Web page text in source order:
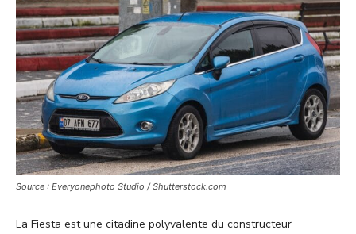
Source : Everyonephoto Studio / Shutterstock.com
La Fiesta est une citadine polyvalente du constructeur